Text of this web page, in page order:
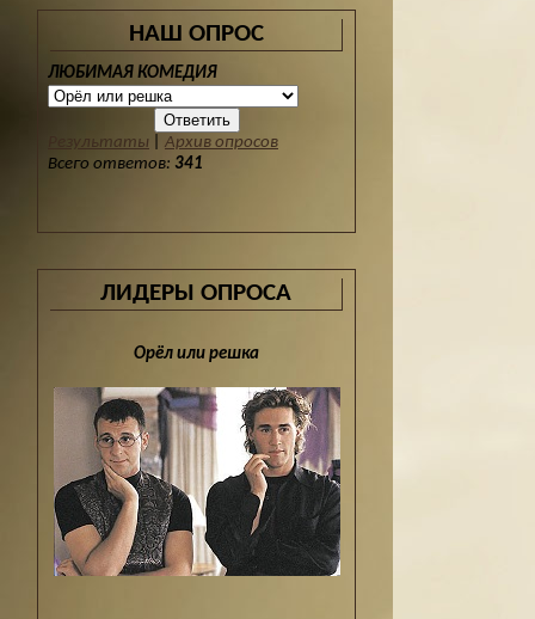
НАШ ОПРОС
ЛЮБИМАЯ КОМЕДИЯ
Результаты
Архив опросов
Всего ответов: 341
ЛИДЕРЫ ОПРОСА
Орёл или решка